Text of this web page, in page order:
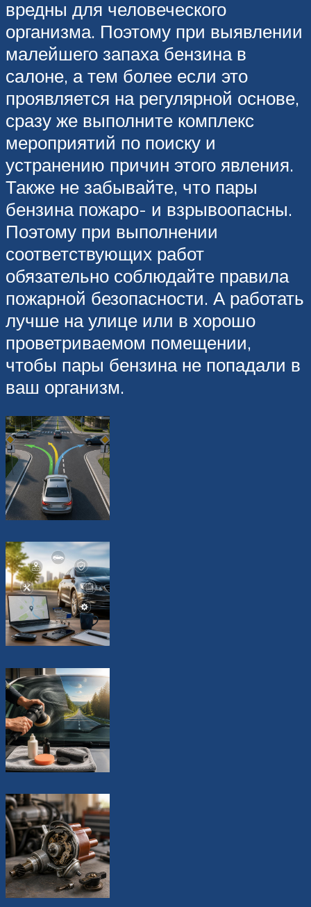
вредны для человеческого
организма. Поэтому при выявлении
малейшего запаха бензина в
салоне, а тем более если это
проявляется на регулярной основе,
сразу же выполните комплекс
мероприятий по поиску и
устранению причин этого явления.
Также не забывайте, что пары
бензина пожаро- и взрывоопасны.
Поэтому при выполнении
соответствующих работ
обязательно соблюдайте правила
пожарной безопасности. А работать
лучше на улице или в хорошо
проветриваемом помещении,
чтобы пары бензина не попадали в
ваш организм.